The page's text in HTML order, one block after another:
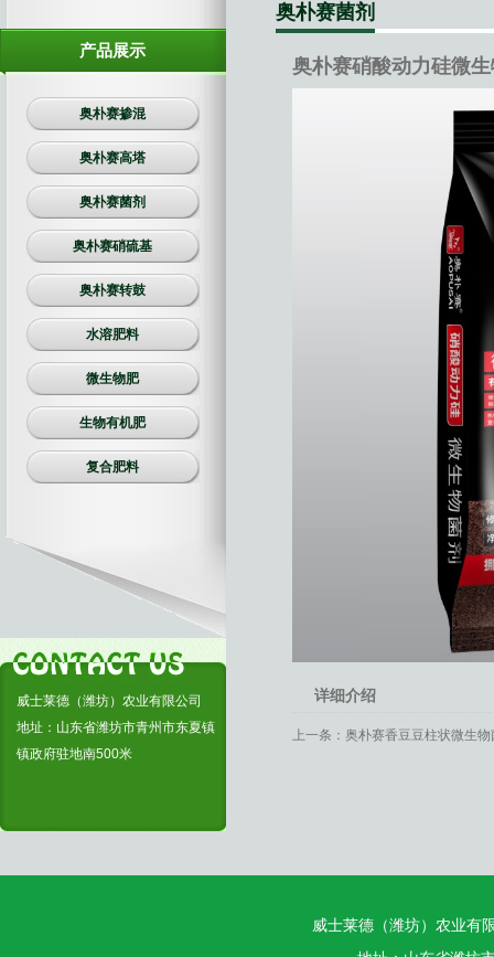
复合肥料
产品展示
奥朴赛掺混
奥朴赛高塔
奥朴赛菌剂
奥朴赛硝硫基
奥朴赛转鼓
水溶肥料
微生物肥
生物有机肥
复合肥料
威士莱德（潍坊）农业有限公司
地址：山东省潍坊市青州市东夏镇
镇政府驻地南500米
奥朴赛菌剂
奥朴赛硝酸动力硅微
详细介绍
上一条： 奥朴赛香豆豆柱状微生
威士莱德（潍坊）农业